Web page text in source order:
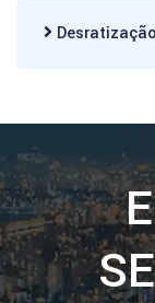
Desratização